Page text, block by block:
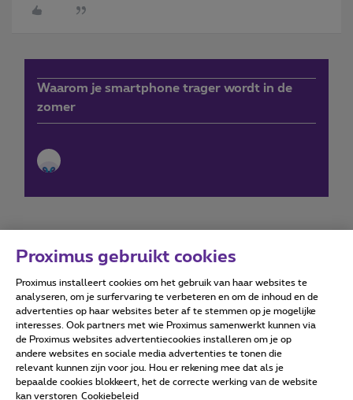
Waarom je smartphone trager wordt in de
zomer
Forumvoorwaarden Accessibility statement
Alle rechten voorbehouden. © Proximus
Proximus gebruikt cookies
Proximus installeert cookies om het gebruik van haar websites te
analyseren, om je surfervaring te verbeteren en om de inhoud en de
advertenties op haar websites beter af te stemmen op je mogelijke
interesses. Ook partners met wie Proximus samenwerkt kunnen via
de Proximus websites advertentiecookies installeren om je op
andere websites en sociale media advertenties te tonen die
relevant kunnen zijn voor jou. Hou er rekening mee dat als je
bepaalde cookies blokkeert, het de correcte werking van de website
kan verstoren Cookiebeleid